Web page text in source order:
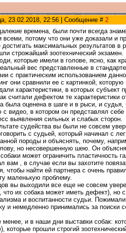
23.02.2018, 22:56 | Сообщение # 2
времена, были почти всегда
потому что они уже доказали и
максимальных результатов в
строжайший зоотехнический экзамен.
которые имели в голове, ясно, как
вес представленные в
с практическим использованием
они сравнили ее с картинкой,
характеристики, в которых субъект
считали дефектом те характеристики
была оценена в шаге и в рыси, и
видео, в котором он представлял
выявления сильных и слабых сторон.
судейства вы были не совсем
с судьей, который начинал с
породы и объяснять, почему,
но несовершенную шею. Он
может ограничить пластичность
вам , в случае если вы захотите
чтобы найти ей партнера с очень
маленькую проблему.
вы выходили все еще не совсем
что их собака может иметь дефект), но
и воспитанности судьи.
и немедленно принимались за поиски
менее, и в наши дни выставки собак:
которые прошли строгий